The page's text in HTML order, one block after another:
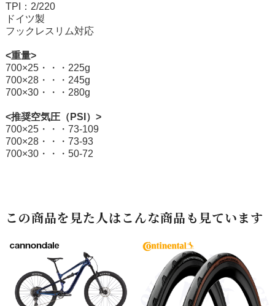
TPI：2/220
ドイツ製
フックレスリム対応
<重量>
700×25・・・225g
700×28・・・245g
700×30・・・280g
<推奨空気圧（PSI）>
700×25・・・73-109
700×28・・・73-93
700×30・・・50-72
この商品を見た人はこんな商品も見ています